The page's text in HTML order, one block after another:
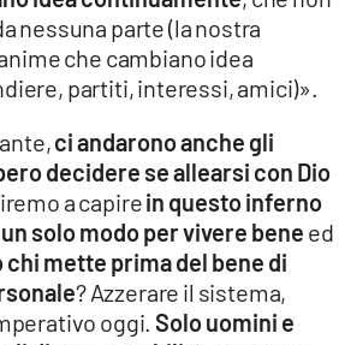
nessuna parte (la nostra
che cambiano idea
partiti, interessi, amici)».
ci andarono anche gli
decidere se allearsi con Dio
a capirein questo inferno
solo modo per vivere bene ed
mette prima del bene di
? Azzerare il sistema,
oggi. Solo uomini e